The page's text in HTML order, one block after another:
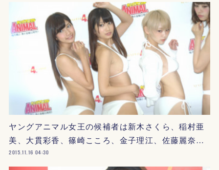
ヤングアニマル女王の候補者は新木さくら、稲村亜
美、大貫彩香、篠崎こころ、金子理江、佐藤麗奈…
2015.11.16 04:30